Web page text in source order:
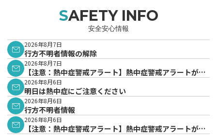
SAFETY INFO
安全安心情報
2026年8月7日
行方不明者情報の解除
2026年8月7日
【注意：熱中症警戒アラート】熱中症警戒アラートが発
表されています。
2026年8月6日
明日は熱中症にご注意ください
2026年8月6日
行方不明者情報
2026年8月6日
【注意：熱中症警戒アラート】熱中症警戒アラートが発